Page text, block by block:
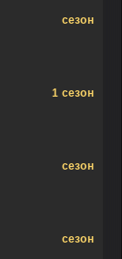
сезон
1 сезон
сезон
сезон